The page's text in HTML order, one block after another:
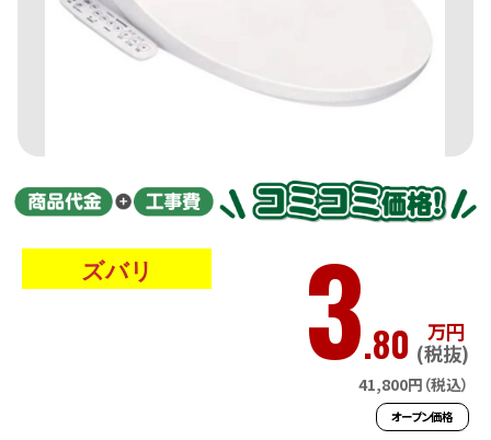
ズバリ 3.80
万円
(税抜)
41,800円（税込）
オープン価格